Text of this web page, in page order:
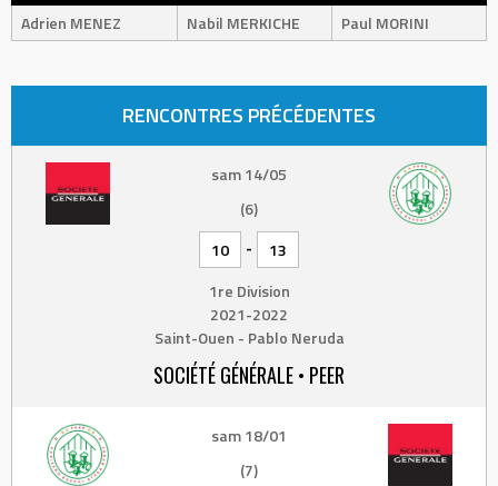
Adrien MENEZ
Nabil MERKICHE Paul MORINI
RENCONTRES PRÉCÉDENTES
sam 14/05
(6)
10
-
13
1re Division
2021-2022
Saint-Ouen - Pablo Neruda
SOCIÉTÉ GÉNÉRALE • PEER
sam 18/01
(7)